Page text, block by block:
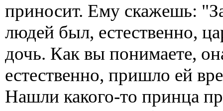
приносит. Ему скажешь:
людей был, естественно,
дочь. Как вы понимаете,
естественно, пришло ей
Нашли какого-то принца